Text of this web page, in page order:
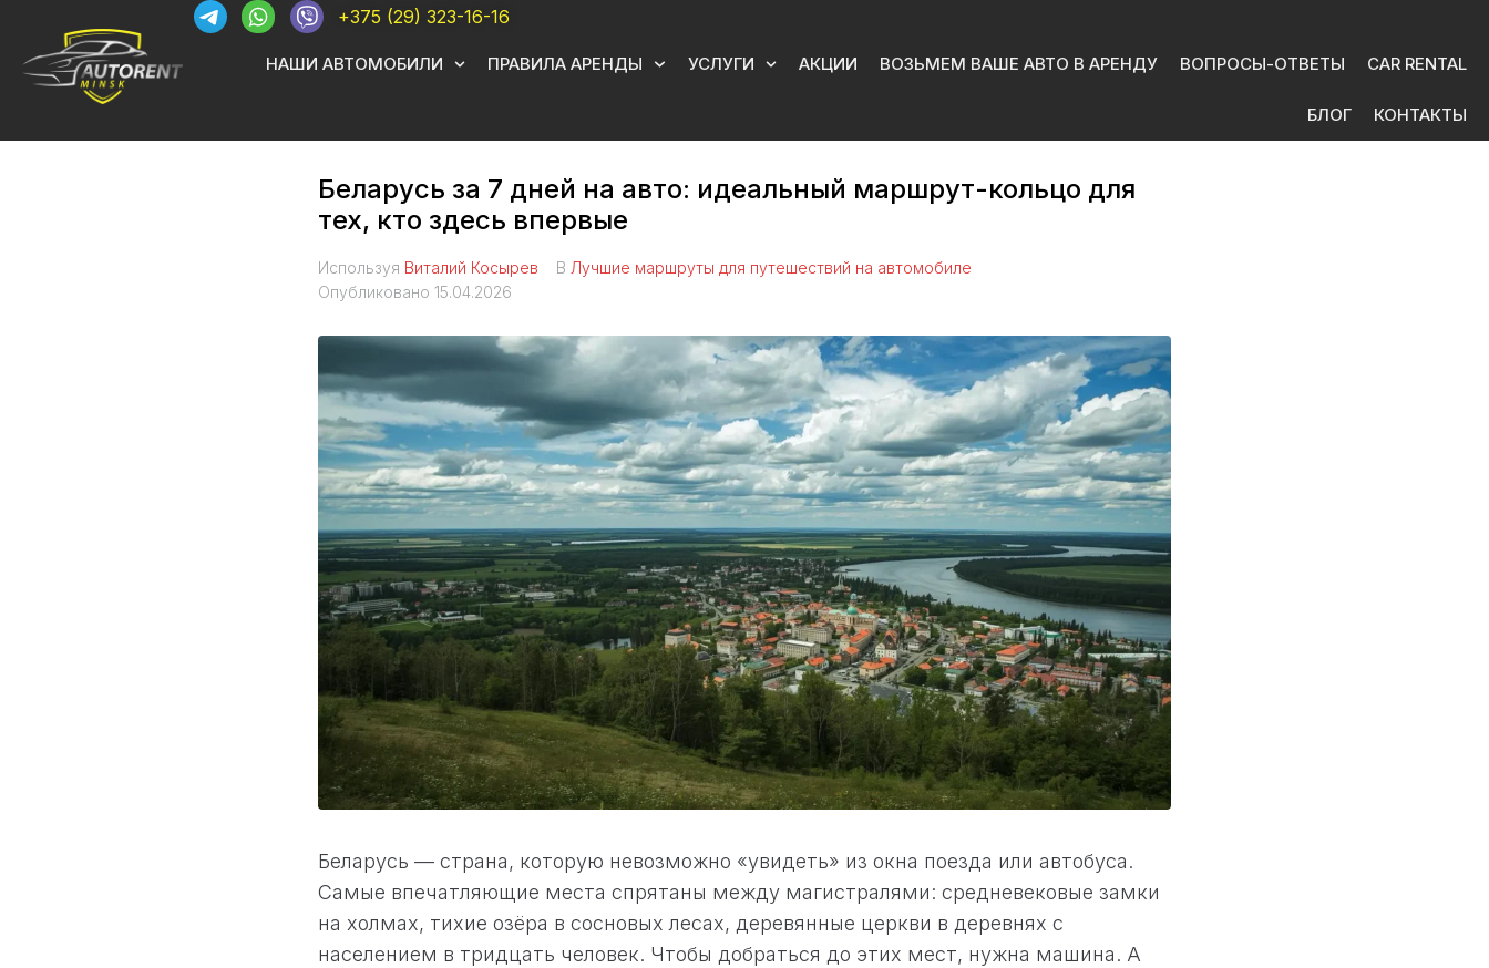
+375 (29) 323-16-16
НАШИ АВТОМОБИЛИ ПРАВИЛА АРЕНДЫ УСЛУГИ АКЦИИ ВОЗЬМЕМ ВАШЕ АВТО В АРЕНДУ ВОПРОСЫ-ОТВЕТЫ CAR RENTAL
БЛОГ КОНТАКТЫ
Беларусь за 7 дней на авто: идеальный маршрут-кольцо для
тех, кто здесь впервые
Используя Виталий Косырев В Лучшие маршруты для путешествий на автомобиле
Опубликовано 15.04.2026
Беларусь — страна, которую невозможно «увидеть» из окна поезда или автобуса.
Самые впечатляющие места спрятаны между магистралями: средневековые замки
на холмах, тихие озёра в сосновых лесах, деревянные церкви в деревнях с
населением в тридцать человек. Чтобы добраться до этих мест, нужна машина. А